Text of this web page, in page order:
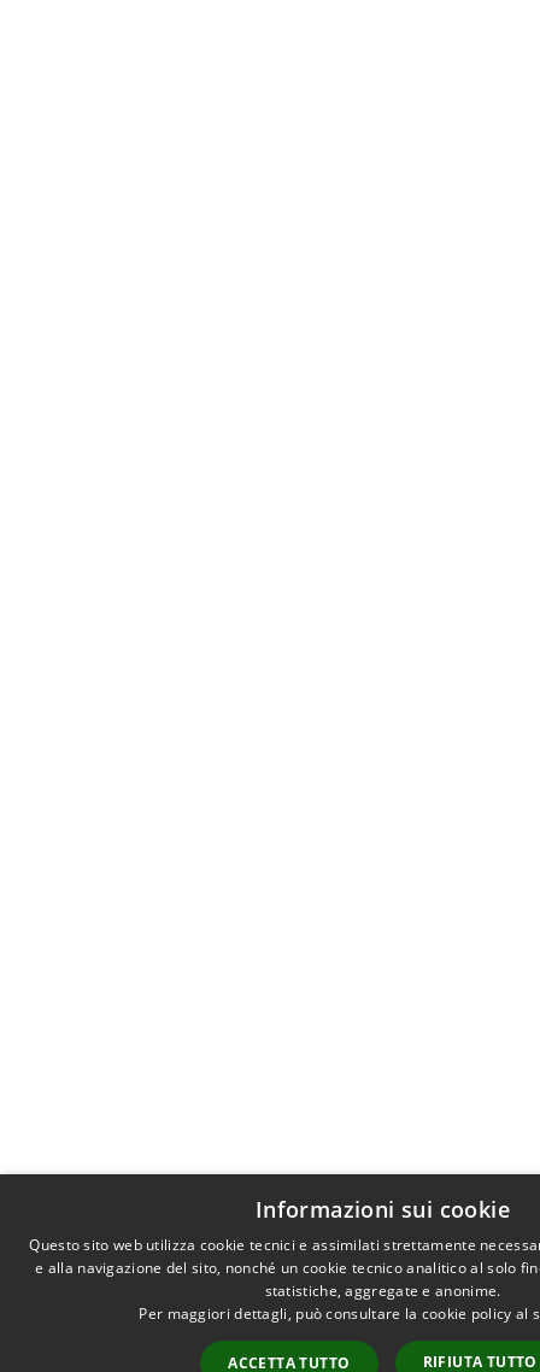
Informazioni sui cookie
Questo sito web utilizza cookie tecnici e assimilati strettamente
e alla navigazione del sito, nonché un cookie tecnico analitico al solo
statistiche, aggregate e anonime.
Per maggiori dettagli, può consultare la cookie policy al
ACCETTA TUTTO RIFIUTA TUTTO